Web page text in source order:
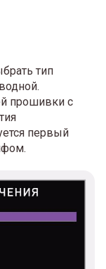
тип
прошивки с
первый